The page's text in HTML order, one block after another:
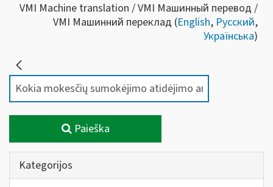
VMI Machine translation / VMI Машинный перевод /
VMI Машинний переклад (English, Русский,
Українська)
Paieška
Kategorijos